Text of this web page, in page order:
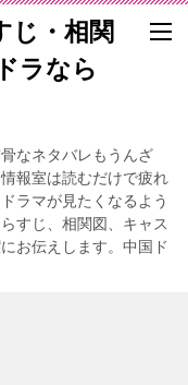
じ・相関
ラなら
なネタバレもうんざ
報室は読むだけで疲れ
ラマが見たくなるよう
すじ、相関図、キャス
お伝えします。中国ド